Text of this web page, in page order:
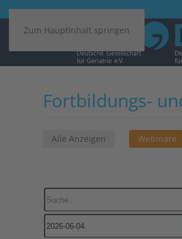
Zum Hauptinhalt springen
Fortbildungs-
Alle Anzeigen Webinare
Suche...